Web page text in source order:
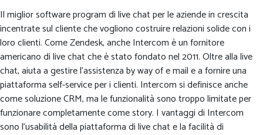
Il miglior software program di live chat per le aziende in crescita
incentrate sul cliente che vogliono costruire relazioni solide con i
loro clienti. Come Zendesk, anche Intercom è un fornitore
americano di live chat che è stato fondato nel 2011. Oltre alla live
chat, aiuta a gestire l’assistenza by way of e mail e a fornire una
piattaforma self-service per i clienti. Intercom si definisce anche
come soluzione CRM, ma le funzionalità sono troppo limitate per
funzionare completamente come story. I vantaggi di Intercom
sono l’usabilità della piattaforma di live chat e la facilità di